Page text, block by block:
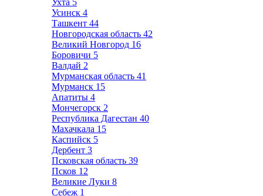
Ухта 5
Усинск 4
Ташкент 44
Новгородская область 42
Великий Новгород 16
Боровичи 5
Валдай 2
Мурманская область 41
Мурманск 15
Апатиты 4
Мончегорск 2
Республика Дагестан 40
Махачкала 15
Каспийск 5
Дербент 3
Псковская область 39
Псков 12
Великие Луки 8
Себеж 1